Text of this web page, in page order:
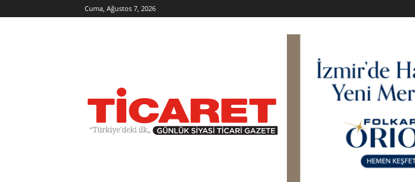
Cuma, Ağustos 7, 2026